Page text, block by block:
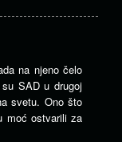
na njeno čelo
SAD u drugoj
svetu. Ono što
moć ostvarili za